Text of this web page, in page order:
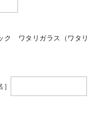
ク ワタリガラス（ワタリ
］